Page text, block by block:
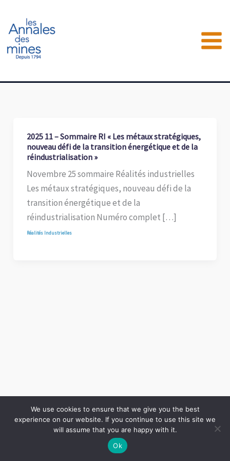
contenu
2025 11 – Sommaire RI « Les métaux stratégiques,
nouveau défi de la transition énergétique et de la
réindustrialisation »
Novembre 25 sommaire Réalités industrielles
Les métaux stratégiques, nouveau défi de la
transition énergétique et de la
réindustrialisation Numéro complet […]
Réalités Industrielles
Copyright © 2026 LES ANNALES DES MINES | Powered by Thème WordPress Astra
We use cookies to ensure that we give you the best
experience on our website. If you continue to use this site we
will assume that you are happy with it.
Ok